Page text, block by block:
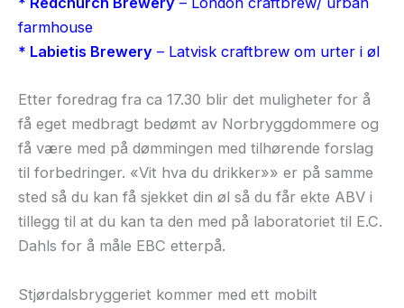
farmhouse
* Labietis Brewery – Latvisk craftbrew om urter i øl
Etter foredrag fra ca 17.30 blir det muligheter for å
få eget medbragt bedømt av Norbryggdommere og
få være med på dømmingen med tilhørende forslag
til forbedringer. «Vit hva du drikker»» er på samme
sted så du kan få sjekket din øl så du får ekte ABV i
tillegg til at du kan ta den med på laboratoriet til E.C.
Dahls for å måle EBC etterpå.
Stjørdalsbryggeriet kommer med ett mobilt